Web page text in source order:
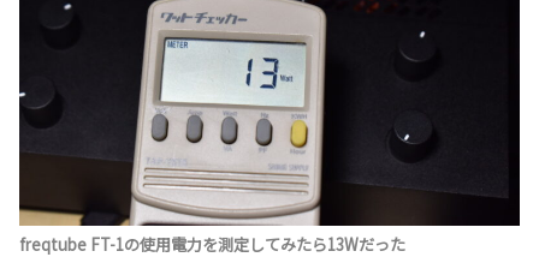
freqtube FT-1の使用電力を測定してみたら13Wだった